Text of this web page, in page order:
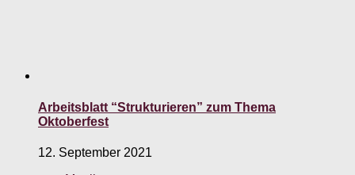
Arbeitsblatt “Strukturieren” zum Thema
Oktoberfest
12. September 2021